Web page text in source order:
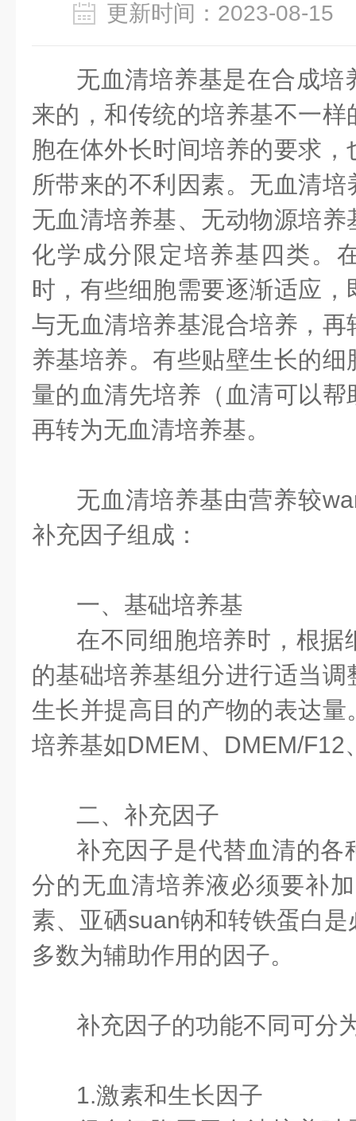
更新时间：2023-08-
无血清培养基是在合成培
来的，和传统的培养基不一
胞在体外长时间培养的要求
所带来的不利因素。无血清
无血清培养基、无动物源培
化学成分限定培养基四类。
时，有些细胞需要逐渐适应
与无血清培养基混合培养，
养基培养。有些贴壁生长的
量的血清先培养（血清可以
再转为无血清培养基。
无血清培养基由营养较
补充因子组成：
一、基础培养基
在不同细胞培养时，根据
的基础培养基组分进行适当
生长并提高目的产物的表达
培养基如DMEM、DMEM/F12
二、补充因子
补充因子是代替血清的各
分的无血清培养液必须要补
素、亚硒suan钠和转铁蛋白
多数为辅助作用的因子。
补充因子的功能不同可分
1.激素和生长因子